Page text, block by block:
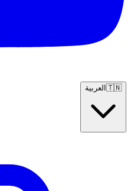
🇹🇳 العربية